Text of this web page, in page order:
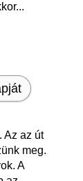
Az az út
meg.
A